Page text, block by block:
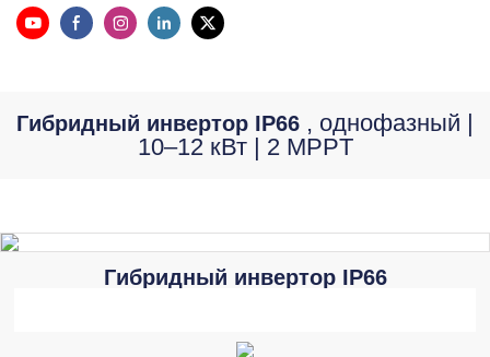
Гибридный инвертор IP66 , однофазный |
10–12 кВт | 2 MPPT
Гибридный инвертор IP66